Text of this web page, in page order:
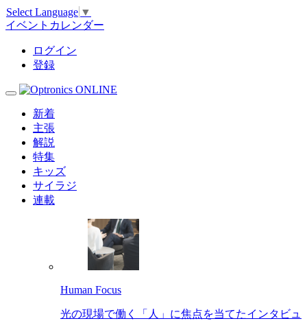
Select Language ▼
イベントカレンダー
ログイン
登録
新着
主張
解説
特集
キッズ
サイラジ
連載
Human Focus
光の現場で働く「人」に焦点を当てたインタビュ